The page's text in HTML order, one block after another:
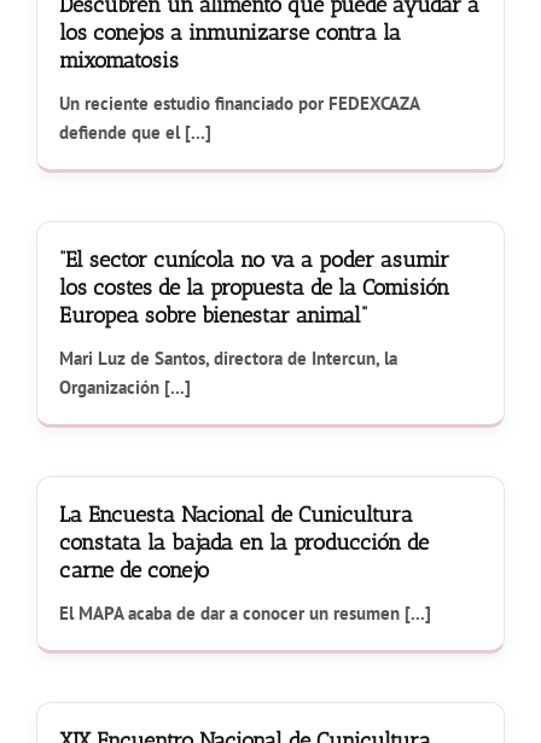
los conejos a inmunizarse contra la
mixomatosis
Un reciente estudio financiado por FEDEXCAZA
defiende que el [...]
“El sector cunícola no va a poder asumir
los costes de la propuesta de la Comisión
Europea sobre bienestar animal”
Mari Luz de Santos, directora de Intercun, la
Organización [...]
La Encuesta Nacional de Cunicultura
constata la bajada en la producción de
carne de conejo
El MAPA acaba de dar a conocer un resumen [...]